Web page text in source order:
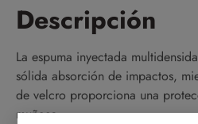
Descripción
La espuma inyectada
sólida absorción de impactos,
de velcro proporciona una
muñeca.